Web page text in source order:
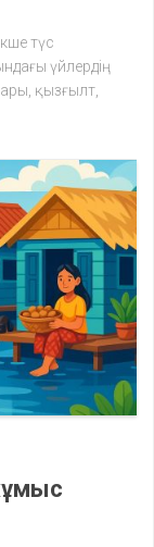
түс
үйлердің
қызғылт,